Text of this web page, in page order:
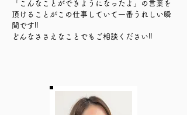
「こんなことができようになったよ」の言葉を
頂けることがこの仕事していて一番うれしい瞬
間です‼
​どんなささえなことでもご相談ください‼